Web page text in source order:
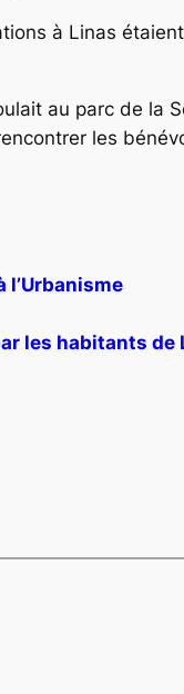
à Linas
au parc de la
les
l’Urbanisme
les habitants